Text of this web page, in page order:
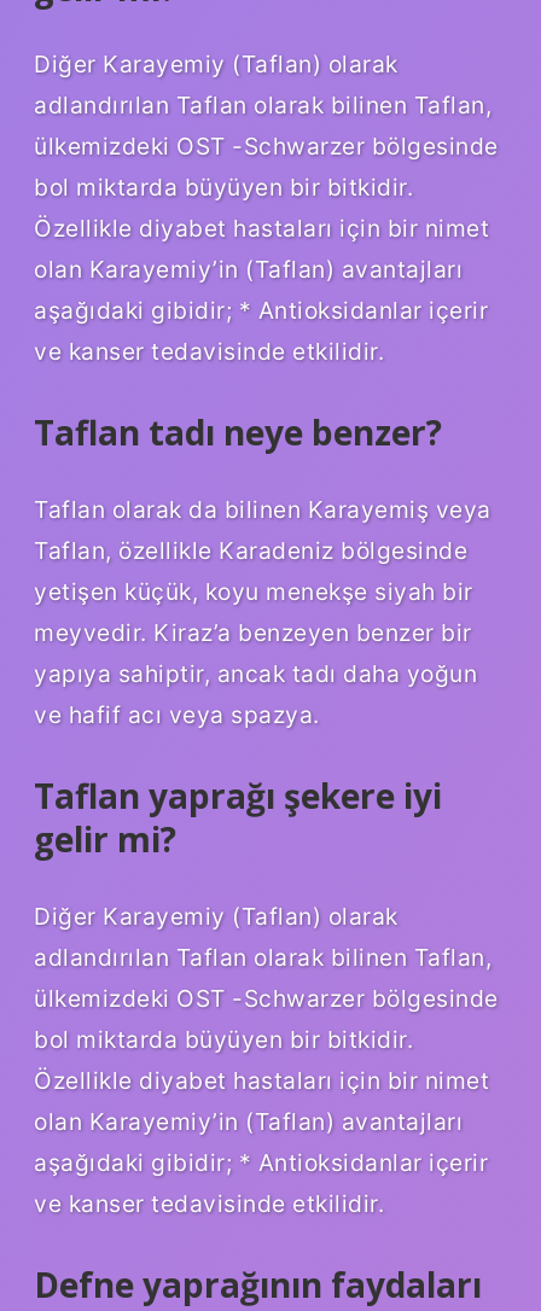
Diğer Karayemiy (Taflan) olarak
adlandırılan Taflan olarak bilinen Taflan,
ülkemizdeki OST -Schwarzer bölgesinde
bol miktarda büyüyen bir bitkidir.
Özellikle diyabet hastaları için bir nimet
olan Karayemiy’in (Taflan) avantajları
aşağıdaki gibidir; * Antioksidanlar içerir
ve kanser tedavisinde etkilidir.
Taflan tadı neye benzer?
Taflan olarak da bilinen Karayemiş veya
Taflan, özellikle Karadeniz bölgesinde
yetişen küçük, koyu menekşe siyah bir
meyvedir. Kiraz’a benzeyen benzer bir
yapıya sahiptir, ancak tadı daha yoğun
ve hafif acı veya spazya.
Taflan yaprağı şekere iyi
gelir mi?
Diğer Karayemiy (Taflan) olarak
adlandırılan Taflan olarak bilinen Taflan,
ülkemizdeki OST -Schwarzer bölgesinde
bol miktarda büyüyen bir bitkidir.
Özellikle diyabet hastaları için bir nimet
olan Karayemiy’in (Taflan) avantajları
aşağıdaki gibidir; * Antioksidanlar içerir
ve kanser tedavisinde etkilidir.
Defne yaprağının faydaları